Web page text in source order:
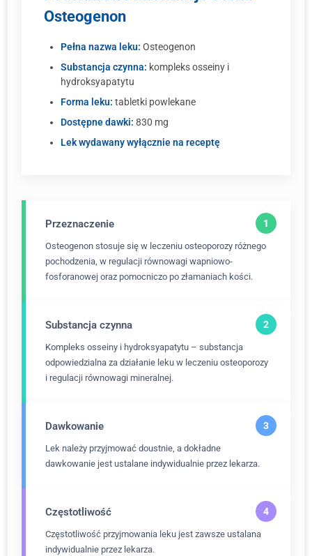
Osteogenon
Pełna nazwa leku: Osteogenon
Substancja czynna: kompleks osseiny i
hydroksyapatytu
Forma leku: tabletki powlekane
Dostępne dawki: 830 mg
Lek wydawany wyłącznie na receptę
Przeznaczenie
Osteogenon stosuje się w leczeniu osteoporozy różnego
pochodzenia, w regulacji równowagi wapniowo-
fosforanowej oraz pomocniczo po złamaniach kości.
Substancja czynna
Kompleks osseiny i hydroksyapatytu – substancja
odpowiedzialna za działanie leku w leczeniu osteoporozy
i regulacji równowagi mineralnej.
Dawkowanie
Lek należy przyjmować doustnie, a dokładne
dawkowanie jest ustalane indywidualnie przez lekarza.
Częstotliwość
Częstotliwość przyjmowania leku jest zawsze ustalana
indywidualnie przez lekarza.